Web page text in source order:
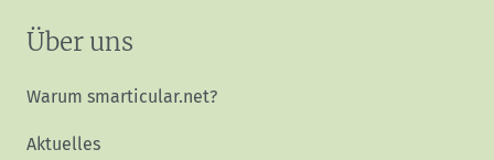
Über uns
Warum smarticular.net?
Aktuelles